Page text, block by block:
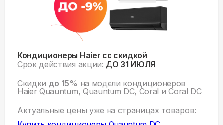
Кондиционеры Haier со скидкой
Срок действия акции: ДО 31 ИЮЛЯ
Скидки до 15% на модели кондиционеров
Haier Quauntum, Quauntum DC, Coral и Coral DC
Актуальные цены уже на страницах товаров: